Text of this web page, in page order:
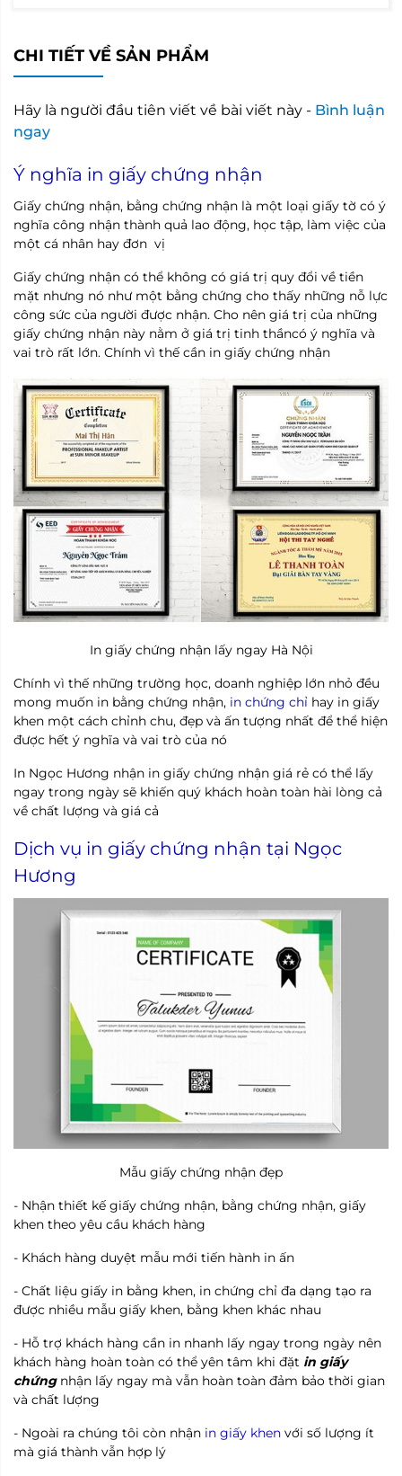
CHI TIẾT VỀ SẢN PHẨM
Hãy là người đầu tiên viết về bài viết này - Bình luận
ngay
Ý nghĩa in giấy chứng nhận
Giấy chứng nhận, bằng chứng nhận là một loại giấy tờ có ý
nghĩa công nhận thành quả lao động, học tập, làm việc của
một cá nhân hay đơn vị
Giấy chứng nhận có thể không có giá trị quy đổi về tiền
mặt nhưng nó như một bằng chứng cho thấy những nỗ lực
công sức của người được nhận. Cho nên giá trị của những
giấy chứng nhận này nằm ở giá trị tinh thầncó ý nghĩa và
vai trò rất lớn. Chính vì thế cần in giấy chứng nhận
In giấy chứng nhận lấy ngay Hà Nội
Chính vì thế những trường học, doanh nghiệp lớn nhỏ đều
mong muốn in bằng chứng nhận, in chứng chỉ hay in giấy
khen một cách chỉnh chu, đẹp và ấn tượng nhất để thể hiện
được hết ý nghĩa và vai trò của nó
In Ngọc Hương nhận in giấy chứng nhận giá rẻ có thể lấy
ngay trong ngày sẽ khiến quý khách hoàn toàn hài lòng cả
về chất lượng và giá cả
Dịch vụ in giấy chứng nhận tại Ngọc
Hương
Mẫu giấy chứng nhận đẹp
- Nhận thiết kế giấy chứng nhận, bằng chứng nhận, giấy
khen theo yêu cầu khách hàng
- Khách hàng duyệt mẫu mới tiến hành in ấn
- Chất liệu giấy in bằng khen, in chứng chỉ đa dạng tạo ra
được nhiều mẫu giấy khen, bằng khen khác nhau
- Hỗ trợ khách hàng cần in nhanh lấy ngay trong ngày nên
khách hàng hoàn toàn có thể yên tâm khi đặt in giấy
chứngnhận lấy ngay mà vẫn hoàn toàn đảm bảo thời gian
và chất lượng
- Ngoài ra chúng tôi còn nhận in giấy khen với số lượng ít
mà giá thành vẫn hợp lý